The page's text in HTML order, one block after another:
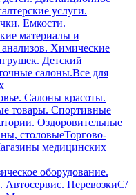
услуги.
Емкости.
материалы и
Химические
Детский
салоны.Все для
Салоны красоты.
товары. Спортивные
Оздоровительные
столовыеТоргово-
медицинских
оборудование.
ПеревозкиС/